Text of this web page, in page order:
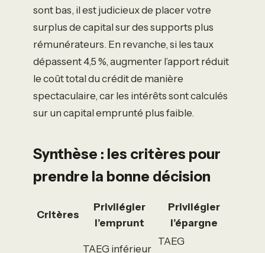
sont bas, il est judicieux de placer votre
surplus de capital sur des supports plus
rémunérateurs. En revanche, si les taux
dépassent 4,5 %, augmenter l’apport réduit
le coût total du crédit de manière
spectaculaire, car les intérêts sont calculés
sur un capital emprunté plus faible.
Synthèse : les critères pour
prendre la bonne décision
Critères
Privilégier
l’emprunt
Privilégier
l’épargne
TAEG inférieur
TAEG